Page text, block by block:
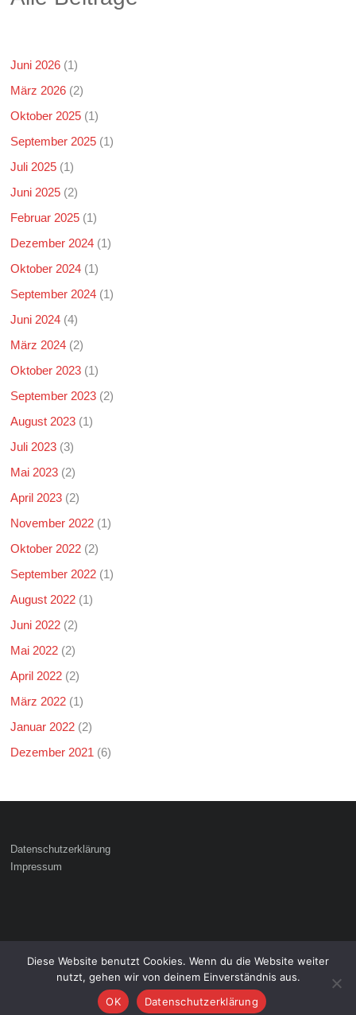
Juni 2026 (1)
März 2026 (2)
Oktober 2025 (1)
September 2025 (1)
Juli 2025 (1)
Juni 2025 (2)
Februar 2025 (1)
Dezember 2024 (1)
Oktober 2024 (1)
September 2024 (1)
Juni 2024 (4)
März 2024 (2)
Oktober 2023 (1)
September 2023 (2)
August 2023 (1)
Juli 2023 (3)
Mai 2023 (2)
April 2023 (2)
November 2022 (1)
Oktober 2022 (2)
September 2022 (1)
August 2022 (1)
Juni 2022 (2)
Mai 2022 (2)
April 2022 (2)
März 2022 (1)
Januar 2022 (2)
Dezember 2021 (6)
Datenschutzerklärung
Impressum
Copyright © 2026Freiwillige Feuerwehr Hattenhofen. Alle Rechte
vorbehalten.
Ample von ThemeGrill. Präsentiert von
Diese Website benutzt Cookies. Wenn du die Website weiter
nutzt, gehen wir von deinem Einverständnis aus.
OK
Datenschutzerklärung